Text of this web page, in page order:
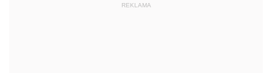
REKLAMA